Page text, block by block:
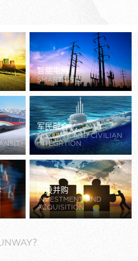
智能电网
SMART GRID
军民融合
MILITARY AND CIVILIAN
INTEGRTION
产投并购
INVESTMENT AND
ACQUISITION
？